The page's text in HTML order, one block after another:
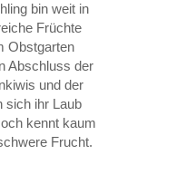
bin weit in
Früchte
Obstgarten
Abschluss der
und der
sich ihr Laub
kennt kaum
Frucht.